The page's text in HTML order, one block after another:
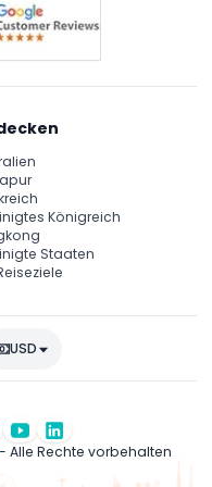
Königreich
Staaten
USD
- Alle Rechte vorbehalten